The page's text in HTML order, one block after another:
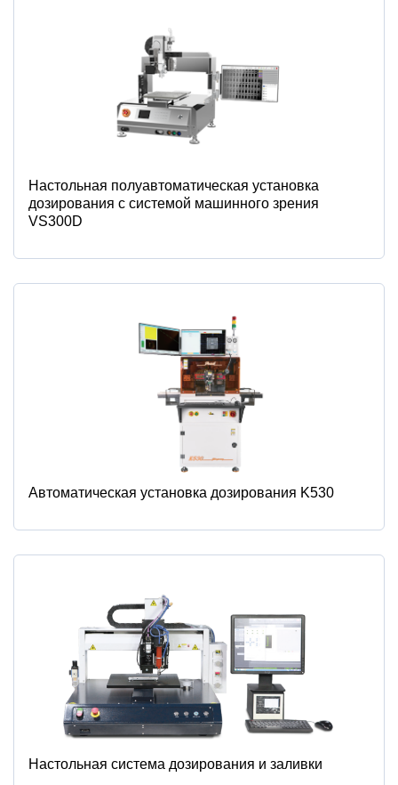
Настольная полуавтоматическая установка
дозирования с системой машинного зрения
VS300D
Автоматическая установка дозирования K530
Настольная система дозирования и заливки